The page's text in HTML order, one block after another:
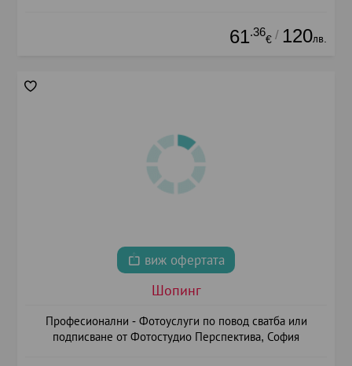
61.36
€ / 120лв.
виж офертата
Шопинг
Професионални - Фотоуслуги по повод сватба или
подписване от Фотостудио Перспектива, София